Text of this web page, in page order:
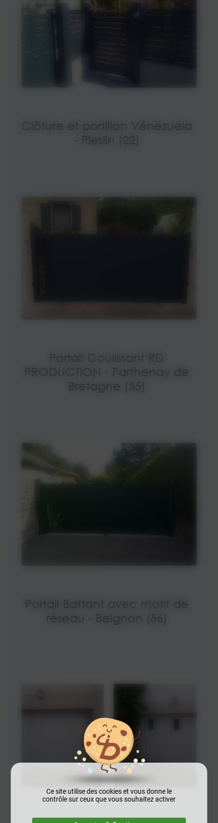
Ce site utilise des cookies et vous donne le
contrôle sur ceux que vous souhaitez activer
Clôture et portillon Vénézuela
- Pleslin (22)
Portail Coulissant RD
PRODUCTION - Parthenay de
Bretagne (35)
Portail Battant avec motif de
réseau - Beignon (56)